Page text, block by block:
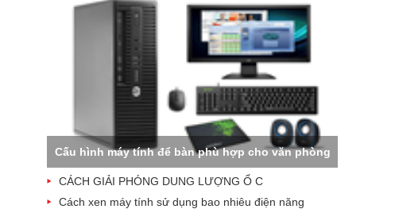
Cấu hình máy tính để bàn phù hợp cho văn phòng
CÁCH GIẢI PHÓNG DUNG LƯỢNG Ổ C
Cách xen máy tính sử dụng bao nhiêu điện năng